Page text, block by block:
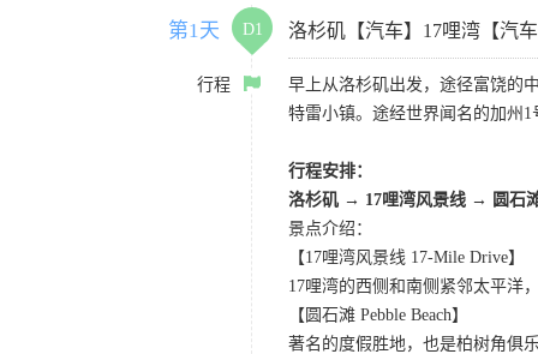
第1天 D1 洛杉矶【汽车】17哩湾【汽
行程
早上从洛杉矶出发，途径富饶的
特雷小镇。途经世界闻名的加州
行程安排：
洛杉矶 → 17哩湾风景线 → 圆石
景点介绍：
【17哩湾风景线 17-Mile Drive】
17哩湾的西侧和南侧紧邻太平洋
【圆石滩 Pebble Beach】
著名的度假胜地，也是柏树角俱